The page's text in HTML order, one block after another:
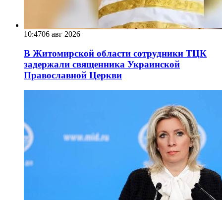
10:4706 авг 2026
В Житомирской области сотрудники ТЦК
задержали священника Украинской
Православной Церкви